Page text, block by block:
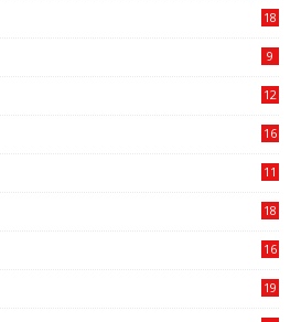
18
9
12
16
11
18
16
19